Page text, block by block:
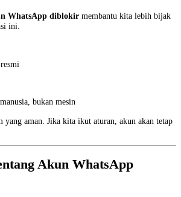
WhatsApp diblokir membantu kita lebih bijak
ini.
bukan mesin
aman. Jika kita ikut aturan, akun akan tetap
Akun WhatsApp